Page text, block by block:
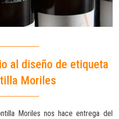
al diseño de etiqueta
Moriles
Moriles nos hace entrega del